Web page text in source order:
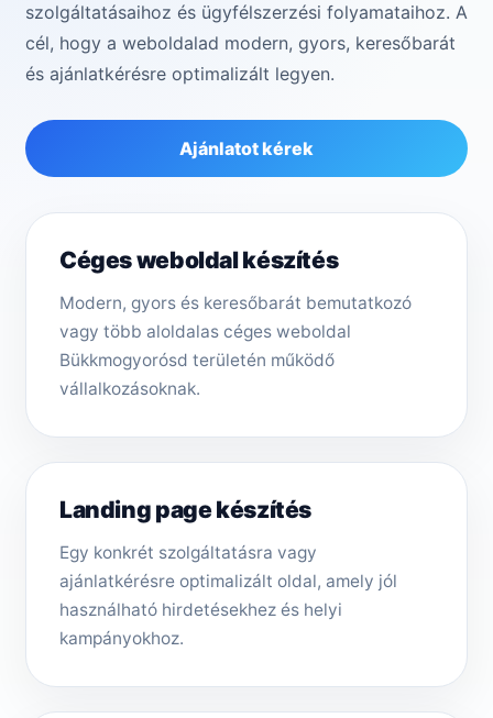
szolgáltatásaihoz és ügyfélszerzési folyamataihoz. A
cél, hogy a weboldalad modern, gyors, keresőbarát
és ajánlatkérésre optimalizált legyen.
Ajánlatot kérek
Céges weboldal készítés
Modern, gyors és keresőbarát bemutatkozó
vagy több aloldalas céges weboldal
Bükkmogyorósd területén működő
vállalkozásoknak.
Landing page készítés
Egy konkrét szolgáltatásra vagy
ajánlatkérésre optimalizált oldal, amely jól
használható hirdetésekhez és helyi
kampányokhoz.